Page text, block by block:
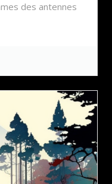
des antennes